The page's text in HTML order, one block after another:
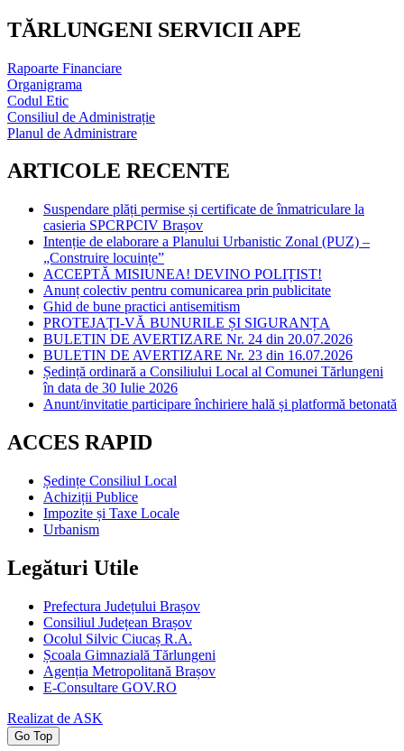
TĂRLUNGENI SERVICII APE
Rapoarte Financiare
Organigrama
Codul Etic
Consiliul de Administrație
Planul de Administrare
ARTICOLE RECENTE
Suspendare plăți permise și certificate de înmatriculare la
casieria SPCRPCIV Brașov
Intenție de elaborare a Planului Urbanistic Zonal (PUZ) –
„Construire locuințe”
ACCEPTĂ MISIUNEA! DEVINO POLIȚIST!
Anunț colectiv pentru comunicarea prin publicitate
Ghid de bune practici antisemitism
PROTEJAȚI-VĂ BUNURILE ȘI SIGURANȚA
BULETIN DE AVERTIZARE Nr. 24 din 20.07.2026
BULETIN DE AVERTIZARE Nr. 23 din 16.07.2026
Ședință ordinară a Consiliului Local al Comunei Tărlungeni
în data de 30 Iulie 2026
Anunt/invitatie participare închiriere hală și platformă betonată
ACCES RAPID
Ședințe Consiliul Local
Achiziții Publice
Impozite și Taxe Locale
Urbanism
Legături Utile
Prefectura Județului Brașov
Consiliul Județean Brașov
Ocolul Silvic Ciucaș R.A.
Școala Gimnazială Tărlungeni
Agenția Metropolitană Brașov
E-Consultare GOV.RO
Realizat de ASK
Go Top